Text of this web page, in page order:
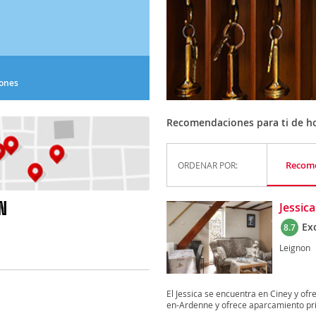
Recomendaciones para ti de
ORDENAR POR:
Jessica
8.7
Leignon
El Jessica se encuentra en Ciney y
en-Ardenne y ofrece aparcamiento